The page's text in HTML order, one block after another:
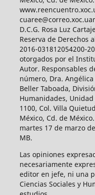
D.C.G. Rosa Luz
Reserva de Derechos
2016-031812054200-
otorgados por el
Autor. Responsables
número, Dra.
Beller Taboada,
Humanidades,
1100, Col. Villa
México, Cd. de
martes 17 de marzo
MB.
Las opiniones
necesariamente
editor en jefe, ni una
Ciencias Sociales y